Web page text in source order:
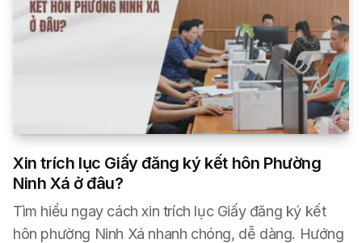
Xin trích lục Giấy đăng ký kết hôn Phường
Ninh Xá ở đâu?
Tìm hiểu ngay cách xin trích lục Giấy đăng ký kết
hôn phường Ninh Xá nhanh chóng, dễ dàng. Hướng